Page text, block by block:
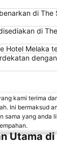
Dutchdi The
di
Hotel Melaka
kami terima
Ini bermaksud
sama yang anda
Utama